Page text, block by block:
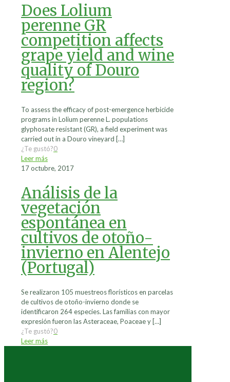
Does Lolium
perenne GR
competition affects
grape yield and wine
quality of Douro
region?
To assess the efficacy of post-emergence herbicide
programs in Lolium perenne L. populations
glyphosate resistant (GR), a field experiment was
carried out in a Douro vineyard […]
¿Te gustó?0
Leer más
17 octubre, 2017
Análisis de la
vegetación
espontánea en
cultivos de otoño-
invierno en Alentejo
(Portugal)
Se realizaron 105 muestreos florísticos en parcelas
de cultivos de otoño-invierno donde se
identificaron 264 especies. Las familias con mayor
expresión fueron las Asteraceae, Poaceae y […]
¿Te gustó?0
Leer más